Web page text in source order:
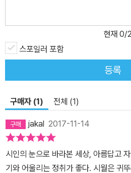
은 이따금씩 따뜻한 인정이 생동하던
정했던 그 시절의 애환을 돌아보면서, “
이센」)이 침묵의 삶을 건너온 이들에게
위로의 손길을 건넨다. 산사람으로 체포
석 맞아 내려와 곤히 잠든 자식들 다리
모’와 같은 ‘민중’들의 조찰한 삶에 바
거니와, 수십년 저편, 삶의 곡절이 담긴
마음이 한없이 애잔하다. 내 고향 구례군 산동면은 산수유가 아름다
현재 0/
스포일러 포함
등록
구매자 (1) 전체 (1)
jakal 2017-11-14
시인의 눈으로 바라본 세상, 아름답고
기와 어울리는 정취가 좋다. 시월은 귀